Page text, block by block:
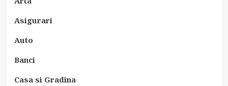
Asigurari
Auto
Banci
Casa si Gradina